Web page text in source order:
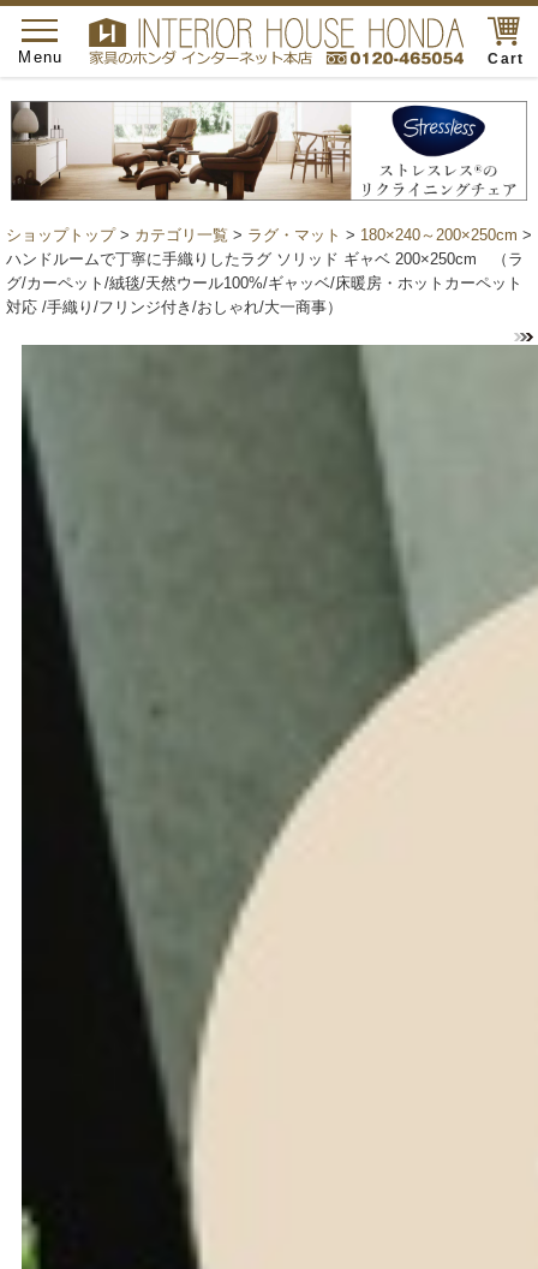
Cart
toggle
navigation
Menu
ショップトップ> カテゴリ一覧 > ラグ・マット > 180×240～200×250cm >
ハンドルームで丁寧に手織りしたラグ ソリッド ギャベ 200×250cm （ラ
グ/カーペット/絨毯/天然ウール100%/ギャッベ/床暖房・ホットカーペット
対応 /手織り/フリンジ付き/おしゃれ/大一商事）